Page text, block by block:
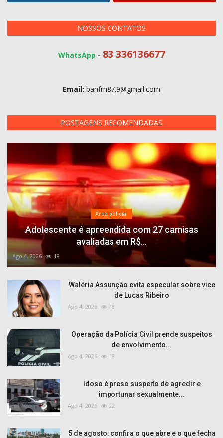
NOSSOS CONTATOS
WhatsApp - 83 336136677
Email: banfm87.9@gmail.com
POSTAGENS RECOMENDADAS
Área policial
Adolescente é apreendida com 27 camisas
avaliadas em R$...
Ago 4, 2026 18
Waléria Assunção evita especular sobre vice
de Lucas Ribeiro
Ago 4, 2026 18
Operação da Polícia Civil prende suspeitos
de envolvimento...
Ago 4, 2026 18
Idoso é preso suspeito de agredir e
importunar sexualmente...
Ago 4, 2026 22
5 de agosto: confira o que abre e o que fecha